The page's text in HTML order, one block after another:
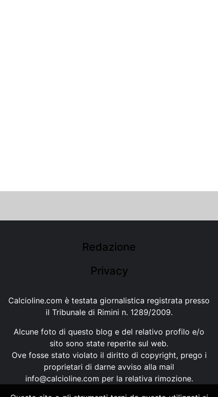
Redazione
Privacy
Calcioline.com è testata giornalistica registrata presso
il Tribunale di Rimini n. 1289/2009.
Alcune foto di questo blog e del relativo profilo e/o
sito sono state reperite sul web.
Ove fosse stato violato il diritto di copyright, prego i
proprietari di darne avviso alla mail
info@calcioline.com per la relativa rimozione.